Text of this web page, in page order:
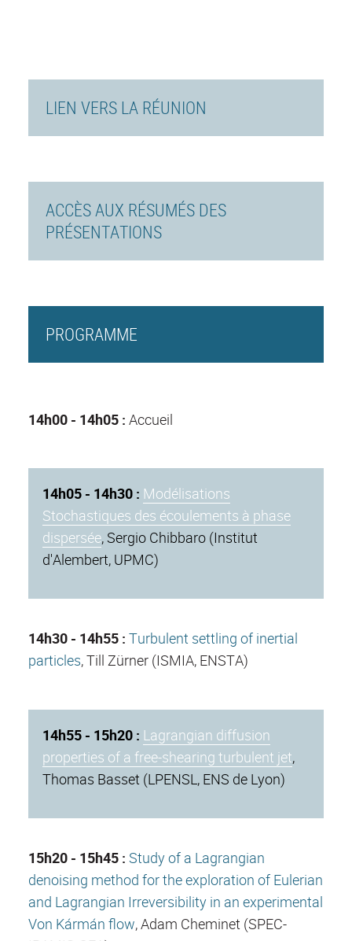
LIEN VERS LA RÉUNION
ACCÈS AUX RÉSUMÉS DES
PRÉSENTATIONS
PROGRAMME
14h00 - 14h05 : Accueil
14h05 - 14h30 : Modélisations
Stochastiques des écoulements à phase
dispersée, Sergio Chibbaro (Institut
d'Alembert, UPMC)
14h30 - 14h55 : Turbulent settling of inertial
particles, Till Zürner (ISMIA, ENSTA)
14h55 - 15h20 : Lagrangian diffusion
properties of a free-shearing turbulent jet,
Thomas Basset (LPENSL, ENS de Lyon)
15h20 - 15h45 : Study of a Lagrangian
denoising method for the exploration of Eulerian
and Lagrangian Irreversibility in an experimental
Von Kármán flow, Adam Cheminet (SPEC-